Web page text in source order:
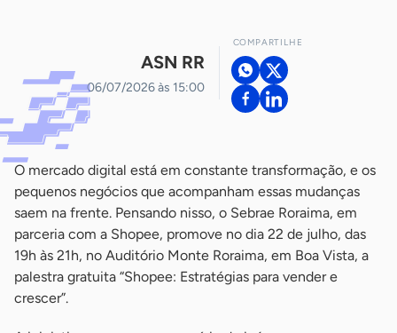
ASN RR
06/07/2026 às 15:00
COMPARTILHE
O mercado digital está em constante transformação, e os
pequenos negócios que acompanham essas mudanças
saem na frente. Pensando nisso, o Sebrae Roraima, em
parceria com a Shopee, promove no dia 22 de julho, das
19h às 21h, no Auditório Monte Roraima, em Boa Vista, a
palestra gratuita “Shopee: Estratégias para vender e
crescer”.